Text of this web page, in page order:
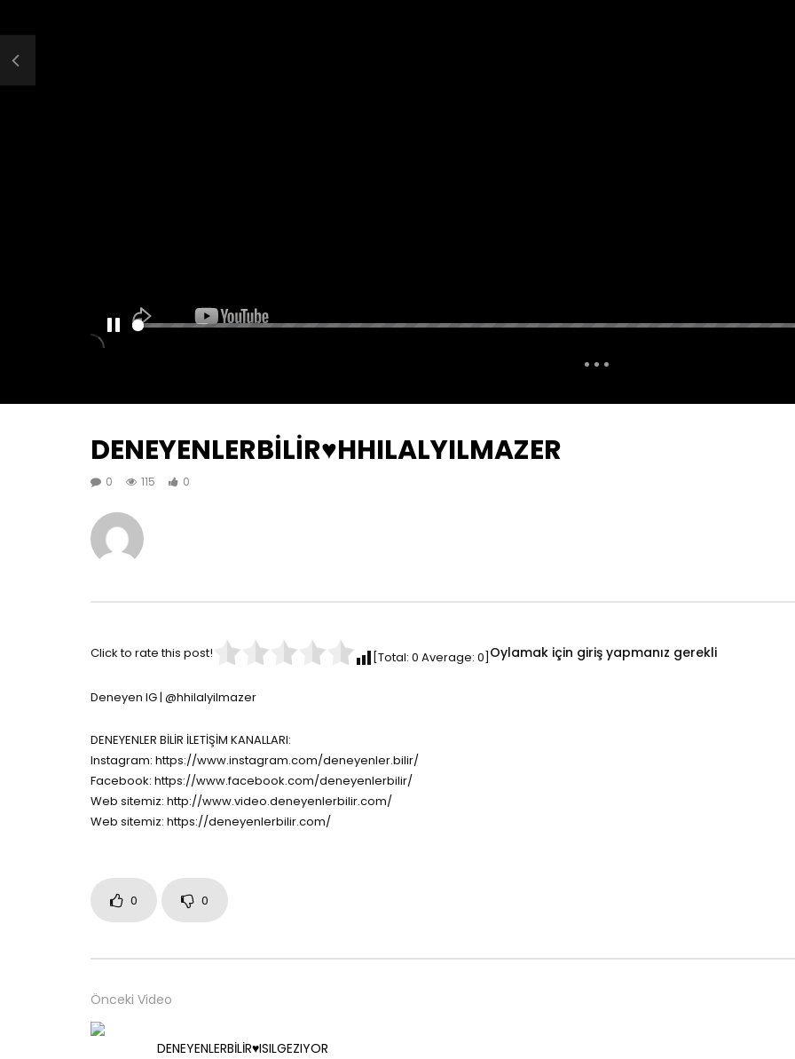
DENEYENLERBİLİR♥️HHILALYILMAZER
0 115 0
Click to rate this post! [Total: 0 Average: 0 Oylamak için giriş yapmanız gerekli
Deneyen IG | @hhilalyilmazer
DENEYENLER BİLİR İLETİŞİM KANALLARI:
Instagram: https://www.instagram.com/deneyenler.bilir/
Facebook: https://www.facebook.com/deneyenlerbilir/
Web sitemiz: http://www.video.deneyenlerbilir.com/
Web sitemiz: https://deneyenlerbilir.com/
0 0
Önceki Video
DENEYENLERBİLİR♥️ISILGEZIYOR